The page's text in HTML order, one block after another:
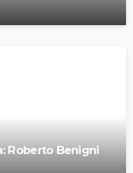
Roberto Benigni